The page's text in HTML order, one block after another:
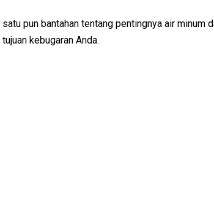
pun bantahan tentang pentingnya air minum
kebugaran Anda.